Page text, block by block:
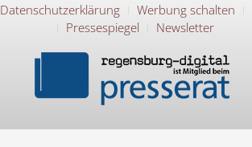
Datenschutzerklärung
Werbung schalten
Pressespiegel
Newsletter